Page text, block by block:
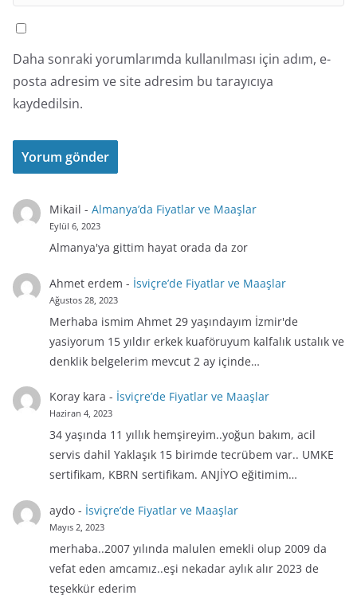
Daha sonraki yorumlarımda kullanılması için adım, e-
posta adresim ve site adresim bu tarayıcıya
kaydedilsin.
Mikail - Almanya’da Fiyatlar ve Maaşlar
Eylül 6, 2023
Almanya'ya gittim hayat orada da zor
Ahmet erdem - İsviçre’de Fiyatlar ve Maaşlar
Ağustos 28, 2023
Merhaba ismim Ahmet 29 yaşındayım İzmir'de
yasiyorum 15 yıldır erkek kuaföruyum kalfalık ustalık ve
denklik belgelerim mevcut 2 ay içinde…
Koray kara - İsviçre’de Fiyatlar ve Maaşlar
Haziran 4, 2023
34 yaşında 11 yıllık hemşireyim..yoğun bakım, acil
servis dahil Yaklaşık 15 birimde tecrübem var.. UMKE
sertifikam, KBRN sertifikam. ANJİYO eğitimim…
aydo- İsviçre’de Fiyatlar ve Maaşlar
Mayıs 2, 2023
merhaba..2007 yılında malulen emekli olup 2009 da
vefat eden amcamız..eşi nekadar aylık alır 2023 de
teşekkür ederim